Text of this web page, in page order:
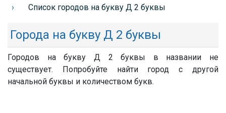
Список городов на букву Д 2 буквы
Города на букву Д 2 буквы
Городов на букву Д 2 буквы в названии не
существует. Попробуйте найти город с другой
начальной буквы и количеством букв.